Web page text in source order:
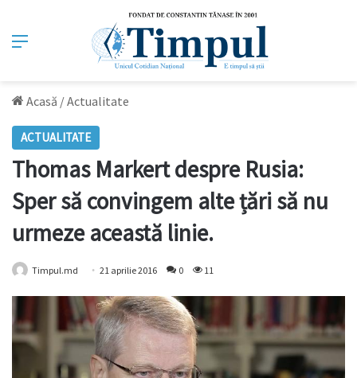
Meniu
Acasă /Actualitate
ACTUALITATE
Thomas Markert despre Rusia:
Sper să convingem alte țări să nu
urmeze această linie.
Timpul.md 21 aprilie 2016 0 11